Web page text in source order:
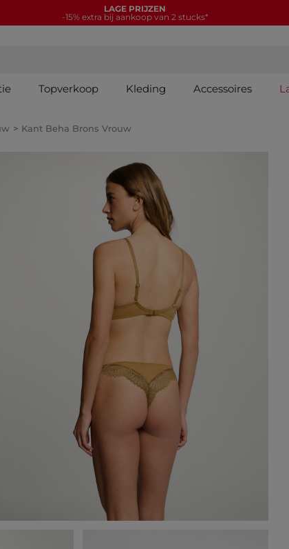
LAGE PRIJZEN
-15% extra bij aankoop van 2 stucks*
Topverkoop Kleding Accessoires
Kant Beha Brons Vrouw